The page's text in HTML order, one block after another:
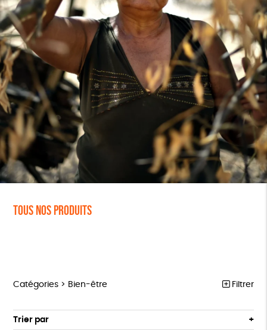
Tous nos produits
Catégories > Bien-être Filtrer
ÉQUITABLE
Trier par